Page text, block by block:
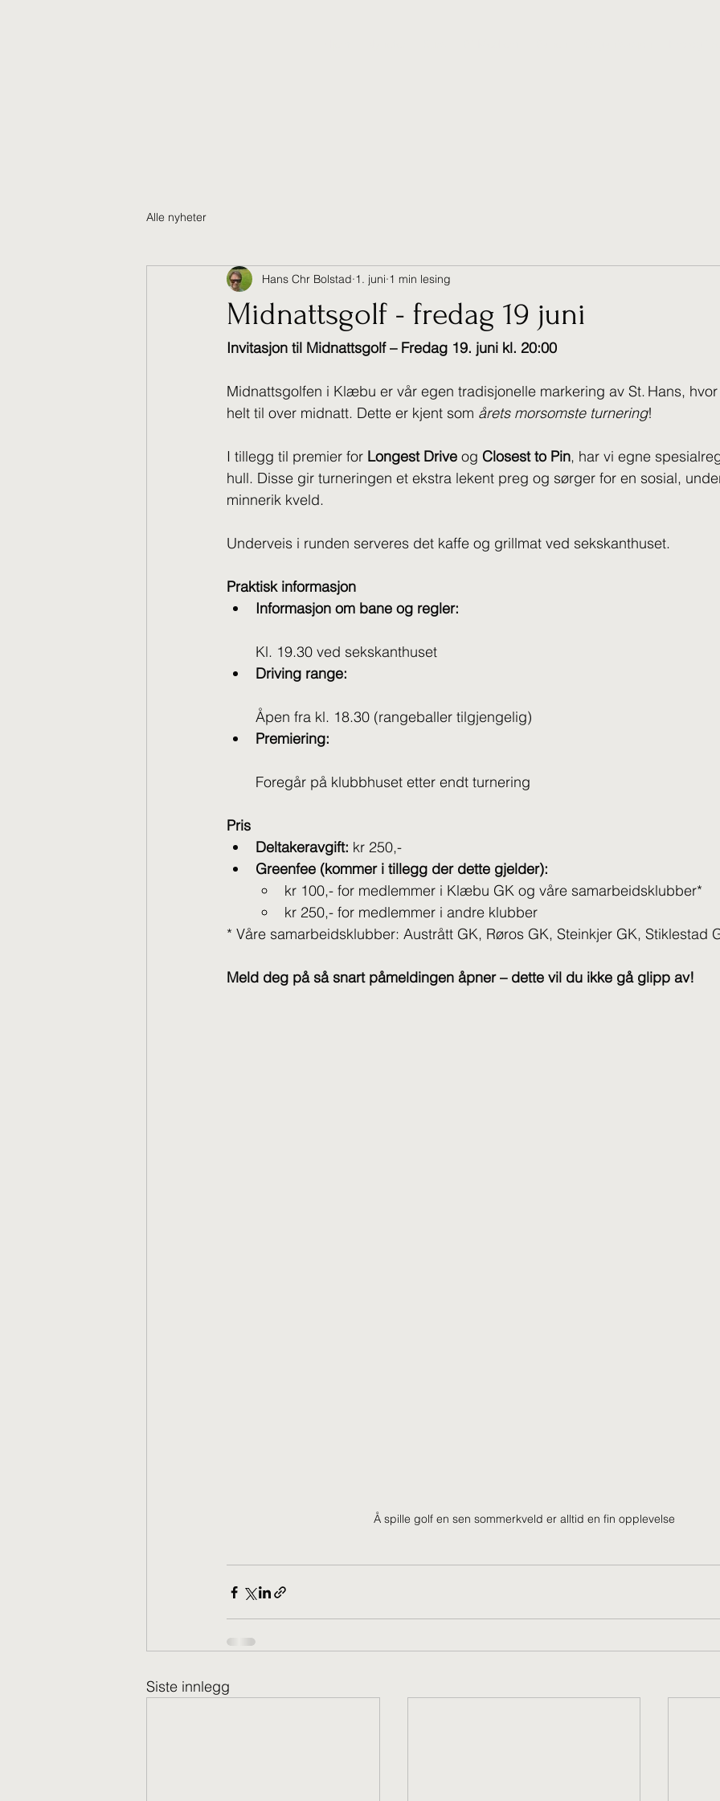
Alle nyheter
Midnattsgolf - fredag 19 juni
Hans Chr Bolstad 1. juni 1 min lesing
Invitasjon til Midnattsgolf – Fredag 19. juni kl. 20:00
Midnattsgolfen i Klæbu er vår egen tradisjonelle markering av St. Hans,
helt til over midnatt. Dette er kjent som årets morsomste turnering!
I tillegg til premier for Longest Drive og Closest to Pin, har vi egne
hull. Disse gir turneringen et ekstra lekent preg og sørger for en sosial,
minnerik kveld.
Underveis i runden serveres det kaffe og grillmat ved sekskanthuset.
Praktisk informasjon
Informasjon om bane og regler:
Kl. 19.30 ved sekskanthuset
Driving range:
Åpen fra kl. 18.30 (rangeballer tilgjengelig)
Premiering:
Foregår på klubbhuset etter endt turnering
Pris
Deltakeravgift: kr 250,-
Greenfee (kommer i tillegg der dette gjelder):
kr 100,- for medlemmer i Klæbu GK og våre samarbeidsklubber*
kr 250,- for medlemmer i andre klubber
* Våre samarbeidsklubber: Austrått GK, Røros GK, Steinkjer GK, Stiklestad
Meld deg på så snart påmeldingen åpner – dette vil du ikke gå glipp av!
Å spille golf en sen sommerkveld er alltid en fin opplevelse
Siste innlegg